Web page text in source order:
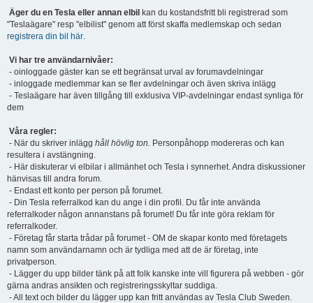
Äger du en Tesla eller annan elbil kan du kostandsfritt bli registrerad som
"Teslaägare" resp "elbilist" genom att först skaffa medlemskap och sedan
registrera din bil här.
Vi har tre användarnivåer:
- oinloggade gäster kan se ett begränsat urval av forumavdelningar
- inloggade medlemmar kan se fler avdelningar och även skriva inlägg
- Teslaägare har även tillgång till exklusiva VIP-avdelningar endast synliga för
dem
Våra regler:
- När du skriver inlägg håll hövlig ton. Personpåhopp modereras och kan
resultera i avstängning.
- Här diskuterar vi elbilar i allmänhet och Tesla i synnerhet. Andra diskussioner
hänvisas till andra forum.
- Endast ett konto per person på forumet.
- Din Tesla referralkod kan du ange i din profil. Du får inte använda
referralkoder någon annanstans på forumet! Du får inte göra reklam för
referralkoder.
- Företag får starta trådar på forumet - OM de skapar konto med företagets
namn som användarnamn och är tydliga med att de är företag, inte
privatperson.
- Lägger du upp bilder tänk på att folk kanske inte vill figurera på webben - gör
gärna andras ansikten och registreringsskyltar suddiga.
- All text och bilder du lägger upp kan fritt användas av Tesla Club Sweden.